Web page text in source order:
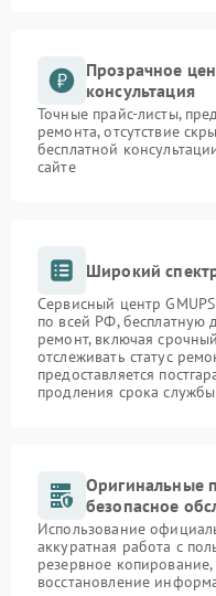
Прозрачное
консультация
Точные прайс-листы,
ремонта, отсутствие
бесплатной
сайте
Широкий
Сервисный центр
по всей РФ, бесплатную
ремонт, включая
отслеживать статус
предоставляется
продления срока
Оригинальные
безопасное
Использование
аккуратная работа с
резервное
восстановление